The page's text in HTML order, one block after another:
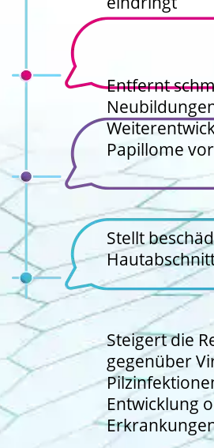
Entfernt
Papillome
Stellt
Steigert die
gegenüber
Entwicklung